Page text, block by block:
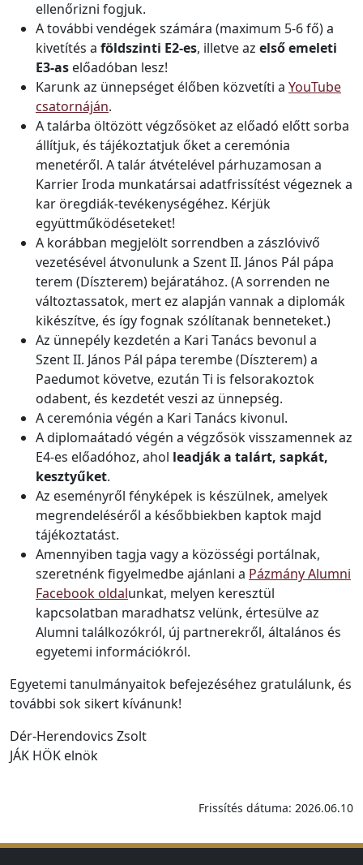
ellenőrizni fogjuk.
A további vendégek számára (maximum 5-6 fő) a
kivetítés a földszinti E2-es, illetve az első emeleti
E3-as előadóban lesz!
Karunk az ünnepséget élőben közvetíti a YouTube
csatornáján.
A talárba öltözött végzősöket az előadó előtt sorba
állítjuk, és tájékoztatjuk őket a ceremónia
menetéről. A talár átvételével párhuzamosan a
Karrier Iroda munkatársai adatfrissítést végeznek a
kar öregdiák-tevékenységéhez. Kérjük
együttműködéseteket!
A korábban megjelölt sorrendben a zászlóvivő
vezetésével átvonulunk a Szent II. János Pál pápa
terem (Díszterem) bejáratához. (A sorrenden ne
változtassatok, mert ez alapján vannak a diplomák
kikészítve, és így fognak szólítanak benneteket.)
Az ünnepély kezdetén a Kari Tanács bevonul a
Szent II. János Pál pápa terembe (Díszterem) a
Paedumot követve, ezután Ti is felsorakoztok
odabent, és kezdetét veszi az ünnepség.
A ceremónia végén a Kari Tanács kivonul.
A diplomaátadó végén a végzősök visszamennek az
E4-es előadóhoz, ahol leadják a talárt, sapkát,
kesztyűket.
Az eseményről fényképek is készülnek, amelyek
megrendeléséről a későbbiekben kaptok majd
tájékoztatást.
Amennyiben tagja vagy a közösségi portálnak,
szeretnénk figyelmedbe ajánlani a Pázmány Alumni
Facebook oldalunkat, melyen keresztül
kapcsolatban maradhatsz velünk, értesülve az
Alumni találkozókról, új partnerekről, általános és
egyetemi információkról.
Egyetemi tanulmányaitok befejezéséhez gratulálunk, és
további sok sikert kívánunk!
Dér-Herendovics Zsolt
JÁK HÖK elnök
Frissítés dátuma: 2026.06.10